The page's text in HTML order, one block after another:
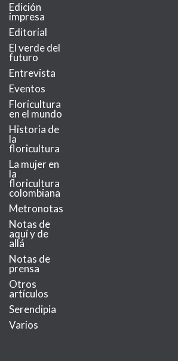
Edición
impresa
Editorial
El verde del
futuro
Entrevista
Eventos
Floricultura
en el mundo
Historia de
la
floricultura
La mujer en
la
floricultura
colombiana
Metronotas
Notas de
aquí y de
allá
Notas de
prensa
Otros
artículos
Serendipia
Varios